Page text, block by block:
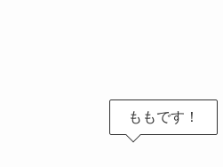
ももです！